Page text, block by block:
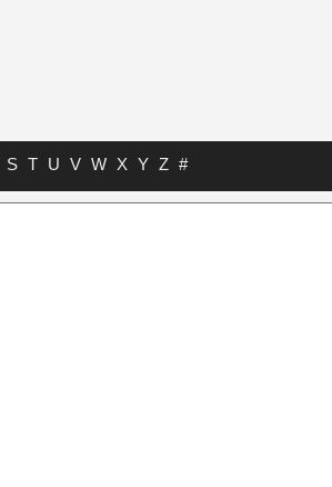
S T U V W X Y Z #